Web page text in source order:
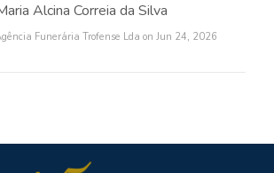
Alcina Correia da Silva
Funerária Trofense Lda on Jun 24, 2026